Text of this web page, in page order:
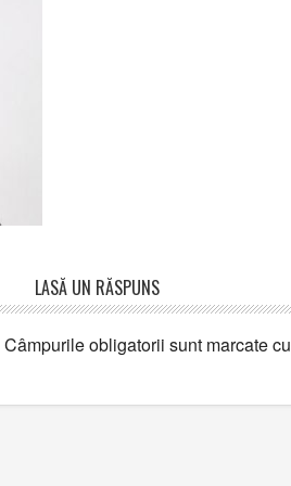
LASĂ UN RĂSPUNS
Câmpurile obligatorii sunt marcate cu